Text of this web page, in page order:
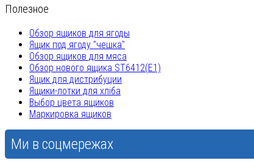
Полезное
Обзор ящиков для ягоды
Ящик под ягоду "чешка"
Обзор ящиков для мяса
Обзор нового ящика ST6412(E1)
Ящик для дистрибуции
Ящики-лотки для хліба
Выбор цвета ящиков
Маркировка ящиков
Ми в соцмережах